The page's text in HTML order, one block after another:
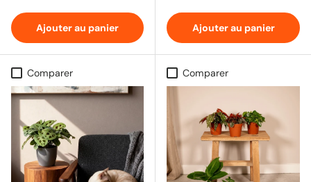
Ajouter au panier Ajouter au panier
Comparer Comparer